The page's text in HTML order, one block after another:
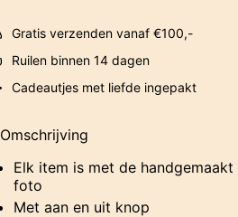
Gratis verzenden vanaf €100,-
Ruilen binnen 14 dagen
Cadeautjes met liefde ingepakt
Omschrijving
Elk item is met de
foto
Met aan en uit knop